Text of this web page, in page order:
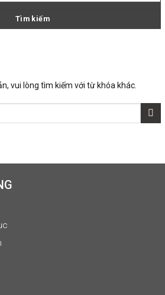
vui lòng tìm kiếm với từ khóa khác.